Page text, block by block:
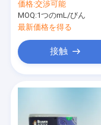
mL
価格:交渉可能
MOQ:1つのmL/びん
最新価格を得る
接触